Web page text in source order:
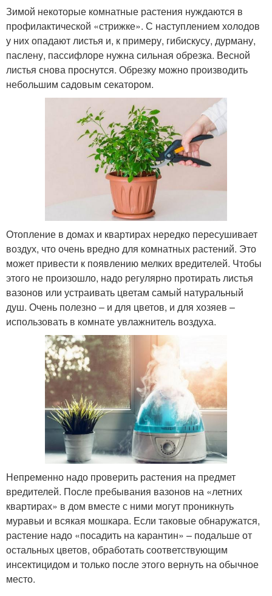
Зимой некоторые комнатные растения нуждаются в
профилактической «стрижке». С наступлением холодов
у них опадают листья и, к примеру, гибискусу, дурману,
паслену, пассифлоре нужна сильная обрезка. Весной
листья снова проснутся. Обрезку можно производить
небольшим садовым секатором.
Отопление в домах и квартирах нередко пересушивает
воздух, что очень вредно для комнатных растений. Это
может привести к появлению мелких вредителей. Чтобы
этого не произошло, надо регулярно протирать листья
вазонов или устраивать цветам самый натуральный
душ. Очень полезно – и для цветов, и для хозяев –
использовать в комнате увлажнитель воздуха.
Непременно надо проверить растения на предмет
вредителей. После пребывания вазонов на «летних
квартирах» в дом вместе с ними могут проникнуть
муравьи и всякая мошкара. Если таковые обнаружатся,
растение надо «посадить на карантин» – подальше от
остальных цветов, обработать соответствующим
инсектицидом и только после этого вернуть на обычное
место.